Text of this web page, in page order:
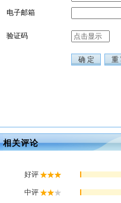
相关评论